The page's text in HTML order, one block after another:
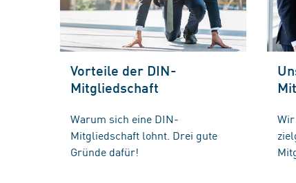
Vorteile der DIN-
Mitgliedschaft
Warum sich eine DIN-
Mitgliedschaft lohnt. Drei gute
Gründe dafür!